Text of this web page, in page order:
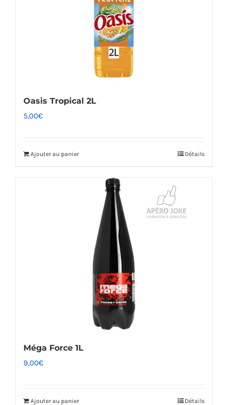
Oasis Tropical 2L
5,00€
Ajouter au panier Détails
Méga Force 1L
9,00€
Ajouter au panier Détails